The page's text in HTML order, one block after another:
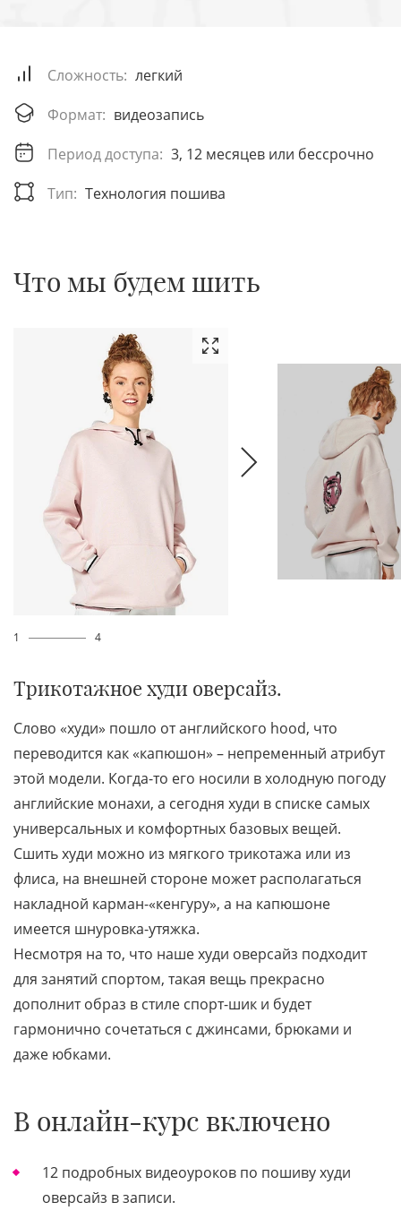
Сложность: легкий
Формат: видеозапись
Период доступа: 3, 12 месяцев или бессрочно
Тип: Технология пошива
Что мы будем шить
1 4
Трикотажное худи оверсайз.
Слово «‎худи»‎ пошло от английского hood, что
переводится как «капюшон» – непременный атрибут
этой модели. Когда-то его носили в холодную погоду
английские монахи, а сегодня худи в списке самых
универсальных и комфортных базовых вещей.
Сшить худи можно из мягкого трикотажа или из
флиса, на внешней стороне может располагаться
накладной карман-«кенгуру», а на капюшоне
имеется шнуровка-утяжка.
Несмотря на то, что наше худи оверсайз подходит
для занятий спортом, такая вещь прекрасно
дополнит образ в стиле спорт-шик и будет
гармонично сочетаться с джинсами, брюками и
даже юбками.
В онлайн-курс включено
12 подробных видеоуроков по пошиву худи
оверсайз в записи.